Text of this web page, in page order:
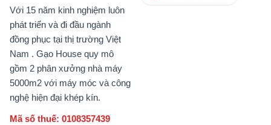
Với 15 năm kinh nghiệm luôn
phát triển và đi đầu ngành
đồng phục tại thị trường Việt
Nam . Gạo House quy mô
gồm 2 phân xưởng nhà máy
5000m2 với máy móc và công
nghệ hiện đại khép kín.
Mã số thuế: 0108357439